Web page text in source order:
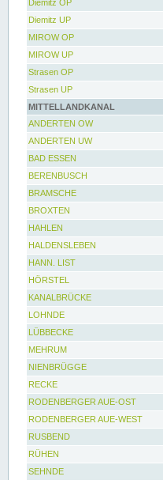
Diemitz OP
Diemitz UP
MIROW OP
MIROW UP
Strasen OP
Strasen UP
MITTELLANDKANAL
ANDERTEN OW
ANDERTEN UW
BAD ESSEN
BERENBUSCH
BRAMSCHE
BROXTEN
HAHLEN
HALDENSLEBEN
HANN. LIST
HÖRSTEL
KANALBRÜCKE
LOHNDE
LÜBBECKE
MEHRUM
NIENBRÜGGE
RECKE
RODENBERGER AUE-OST
RODENBERGER AUE-WEST
RUSBEND
RÜHEN
SEHNDE